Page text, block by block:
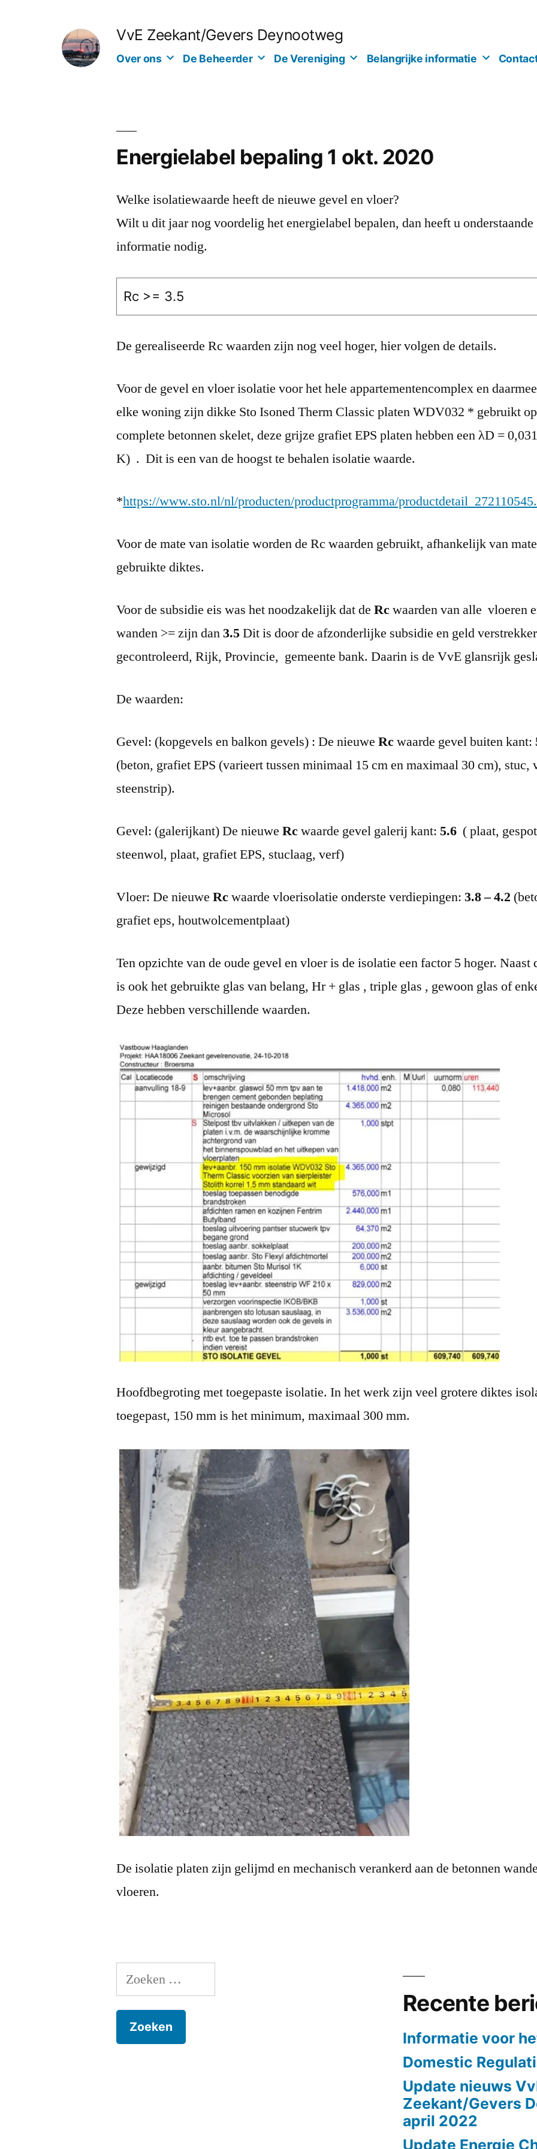
VvE Zeekant/Gevers Deynootweg
Over ons De Beheerder De Vereniging Belangrijke informatie
Energielabel bepaling 1 okt. 2020
Welke isolatiewaarde heeft de nieuwe gevel en vloer?
Wilt u dit jaar nog voordelig het energielabel bepalen, dan heeft u onderstaande
informatie nodig.
Rc >= 3.5
De gerealiseerde Rc waarden zijn nog veel hoger, hier volgen de details.
Voor de gevel en vloer isolatie voor het hele appartementencomplex en
elke woning zijn dikke Sto Isoned Therm Classic platen WDV032 * gebruikt
complete betonnen skelet, deze grijze grafiet EPS platen hebben een λD =
K) . Dit is een van de hoogst te behalen isolatie waarde.
*https://www.sto.nl/nl/producten/productprogramma/
Voor de mate van isolatie worden de Rc waarden gebruikt, afhankelijk van
gebruikte diktes.
Voor de subsidie eis was het noodzakelijk dat deRcwaarden van alle vloeren
wanden >= zijn dan3.5Dit is door de afzonderlijke subsidie en geld
gecontroleerd, Rijk, Provincie, gemeente bank. Daarin is de VvE glansrijk
De waarden:
Gevel: (kopgevels en balkon gevels) : De nieuweRcwaarde gevel buiten kant:
(beton, grafiet EPS (varieert tussen minimaal 15 cm en maximaal 30 cm), stuc,
steenstrip).
Gevel: (galerijkant) De nieuweRcwaarde gevel galerij kant:5.6 ( plaat,
steenwol, plaat, grafiet EPS, stuclaag, verf)
Vloer: De nieuweRcwaarde vloerisolatie onderste verdiepingen:3.8 – 4.2
grafiet eps, houtwolcementplaat)
Ten opzichte van de oude gevel en vloer is de isolatie een factor 5 hoger. Naast
is ook het gebruikte glas van belang, Hr + glas , triple glas , gewoon glas of
Deze hebben verschillende waarden.
Hoofdbegroting met toegepaste isolatie. In het werk zijn veel grotere diktes
toegepast, 150 mm is het minimum, maximaal 300 mm.
De isolatie platen zijn gelijmd en mechanisch verankerd aan de betonnen
vloeren.
Zoeken
naar:
Recente
Informatie voor
Domestic
Update nieuws
Zeekant/Gevers
april 2022
Update Energie